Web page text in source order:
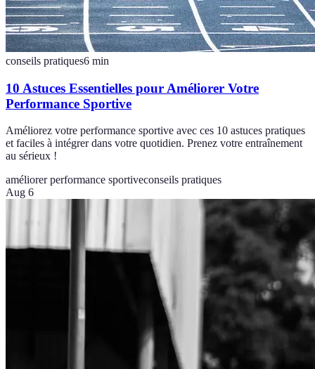
conseils pratiques6 min
10 Astuces Essentielles pour Améliorer Votre
Performance Sportive
Améliorez votre performance sportive avec ces 10 astuces pratiques
et faciles à intégrer dans votre quotidien. Prenez votre entraînement
au sérieux !
améliorer performance sportiveconseils pratiques
Aug 6